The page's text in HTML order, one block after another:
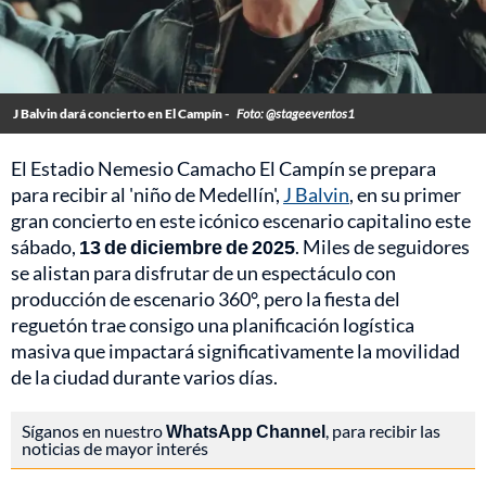
J Balvin dará concierto en El Campín - Foto: @stageeventos1
El Estadio Nemesio Camacho El Campín se prepara
para recibir al 'niño de Medellín', J Balvin, en su primer
gran concierto en este icónico escenario capitalino este
sábado, 13 de diciembre de 2025. Miles de seguidores
se alistan para disfrutar de un espectáculo con
producción de escenario 360°, pero la fiesta del
reguetón trae consigo una planificación logística
masiva que impactará significativamente la movilidad
de la ciudad durante varios días.
Síganos en nuestroWhatsApp Channel, para recibir las
noticias de mayor interés